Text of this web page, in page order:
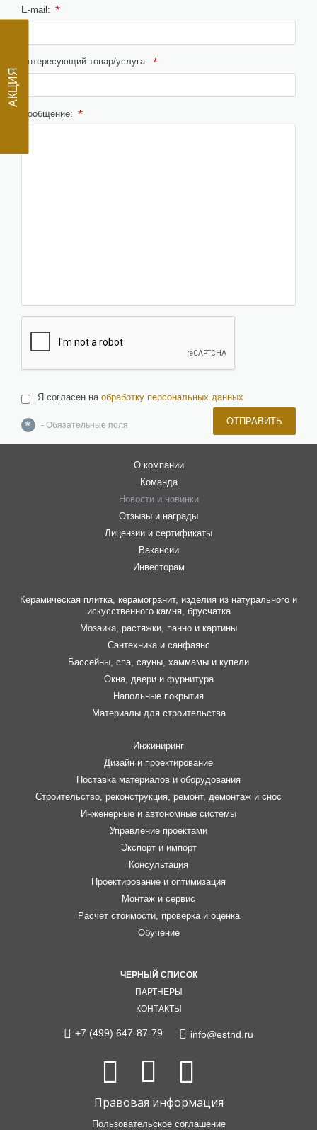
АКЦИЯ
E-mail: *
Интересующий товар/услуга: *
Сообщение: *
Я согласен на обработку персональных данных
* - Обязательные поля ОТПРАВИТЬ
О компании
Команда
Новости и новинки
Отзывы и награды
Лицензии и сертификаты
Вакансии
Инвесторам
Керамическая плитка, керамогранит, изделия из натурального и
искусственного камня, брусчатка
Мозаика, растяжки, панно и картины
Сантехника и санфаянс
Бассейны, спа, сауны, хаммамы и купели
Окна, двери и фурнитура
Напольные покрытия
Материалы для строительства
Инжиниринг
Дизайн и проектирование
Поставка материалов и оборудования
Строительство, реконструкция, ремонт, демонтаж и снос
Инженерные и автономные системы
Управление проектами
Экспорт и импорт
Консультация
Проектирование и оптимизация
Монтаж и сервис
Расчет стоимости, проверка и оценка
Обучение
ЧЕРНЫЙ СПИСОК
ПАРТНЕРЫ
КОНТАКТЫ
+7 (499) 647-87-79 info@estnd.ru
Правовая информация
Пользовательское соглашение